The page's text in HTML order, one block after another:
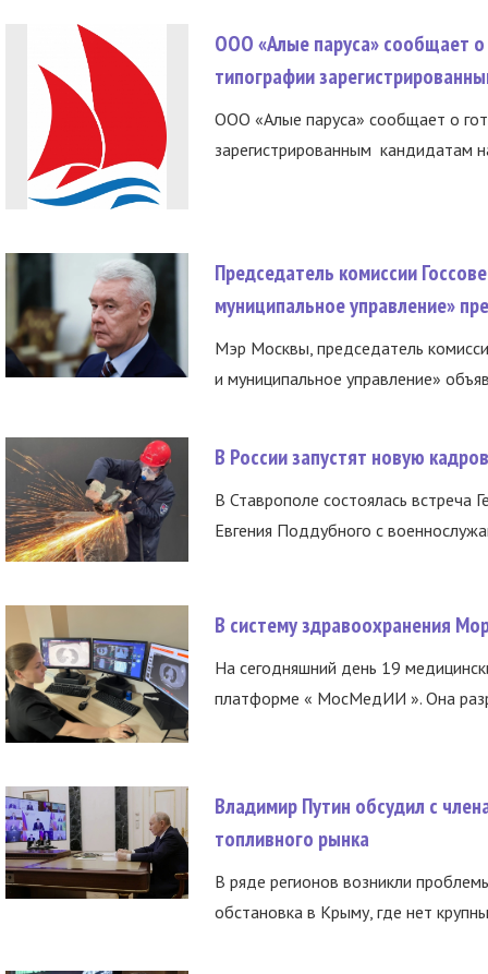
ООО «Алые паруса» сообщает о
типографии
ООО «Алые паруса» сообщает о
зарегистрированным кандидатам
Председатель комиссии
муниципальное управление»
Мэр Москвы, председатель
и муниципальное управление»
В России запустят новую
В Ставрополе состоялась встреча
Евгения Поддубного с
В систему здравоохранения
На сегодняшний день 19
платформе « МосМедИИ ». Она
Владимир Путин обсудил с
топливного рынка
В ряде регионов возникли
обстановка в Крыму, где нет